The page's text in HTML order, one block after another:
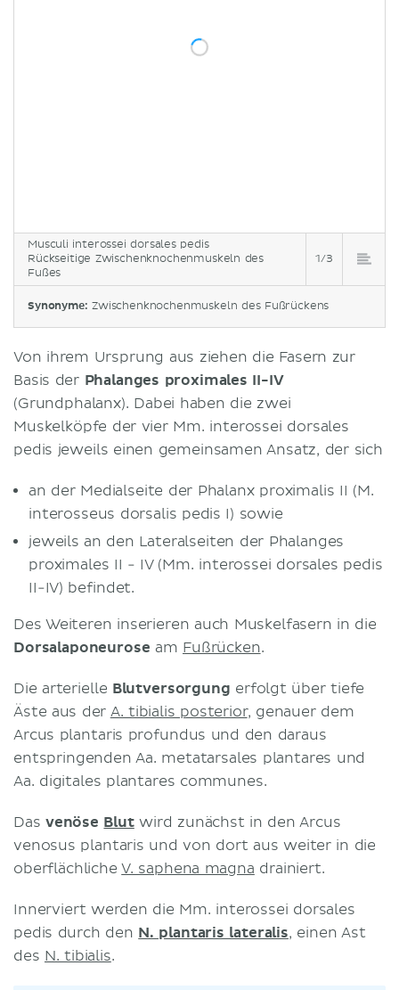
Musculi interossei dorsales pedis
Rückseitige Zwischenknochenmuskeln des
Fußes
1/3
Synonyme: Zwischenknochenmuskeln des Fußrückens
Von ihrem Ursprung aus ziehen die Fasern zur
Basis der Phalanges proximales II-IV
(Grundphalanx). Dabei haben die zwei
Muskelköpfe der vier Mm. interossei dorsales
pedis jeweils einen gemeinsamen Ansatz, der sich
an der Medialseite der Phalanx proximalis II (M.
interosseus dorsalis pedis I) sowie
jeweils an den Lateralseiten der Phalanges
proximales II - IV (Mm. interossei dorsales pedis
II-IV) befindet.
Des Weiteren inserieren auch Muskelfasern in die
Dorsalaponeurose am Fußrücken.
Die arterielle Blutversorgung erfolgt über tiefe
Äste aus der A. tibialis posterior, genauer dem
Arcus plantaris profundus und den daraus
entspringenden Aa. metatarsales plantares und
Aa. digitales plantares communes.
Das venöse Blutwird zunächst in den Arcus
venosus plantaris und von dort aus weiter in die
oberflächlicheV. saphena magna drainiert.
Innerviert werden die Mm. interossei dorsales
pedis durch den N. plantaris lateralis, einen Ast
des N. tibialis.